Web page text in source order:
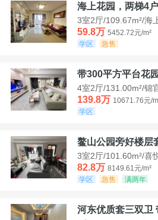
海上花园，两梯4
3室2厅/109.67m²/海
59.8万 5452.72元/m²
学区
急售
带300平方平台花
4室2厅/131.00m²/锦
139.8万 10671.76元/
学区
鳌山公园旁好楼层
3室2厅/101.60m²/喜
82.8万 8149.61元/m²
学区
急售 满两年
河东优质套三双卫